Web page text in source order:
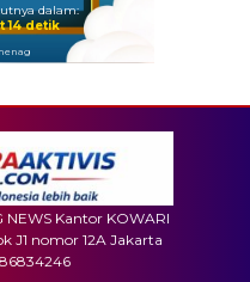
dalam:
13 detik
NEWS Kantor KOWARI
J1 nomor 12A Jakarta